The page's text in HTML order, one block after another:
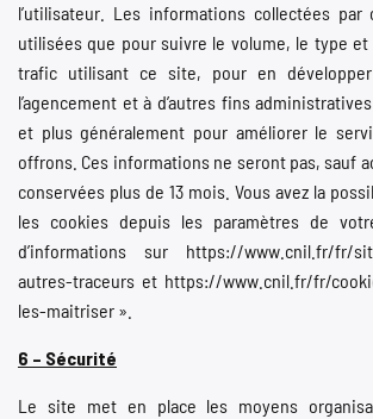
l’utilisateur. Les informations collectées
utilisées que pour suivre le volume, le type
trafic utilisant ce site, pour en
l’agencement et à d’autres fins
et plus généralement pour améliorer le
offrons. Ces informations ne seront pas, sauf
conservées plus de 13 mois. Vous avez la
les cookies depuis les paramètres de
d’informations sur https://www.cnil.fr/fr/
autres-traceurs et https://www.cnil.fr/fr/
les-maitriser ».
6 – Sécurité
Le site met en place les moyens